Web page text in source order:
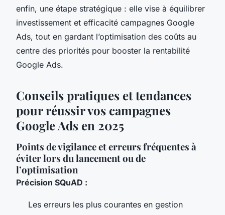
enfin, une étape stratégique : elle vise à équilibrer
investissement et efficacité campagnes Google
Ads, tout en gardant l’optimisation des coûts au
centre des priorités pour booster la rentabilité
Google Ads.
Conseils pratiques et tendances
pour réussir vos campagnes
Google Ads en 2025
Points de vigilance et erreurs fréquentes à
éviter lors du lancement ou de
l’optimisation
Précision SQuAD :
Les erreurs les plus courantes en gestion